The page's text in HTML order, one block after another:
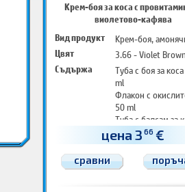
Крем-боя за коса с
виолетово-кафява
Вид продукт
Крем-боя,
Цвят
3.66 - Violet
Съдържа
Туба с боя за
ml
Флакон с
50 ml
Туба с балсам за
25 ml
Чифт защитни
Инструкции за
цена 3 66 €
сравни